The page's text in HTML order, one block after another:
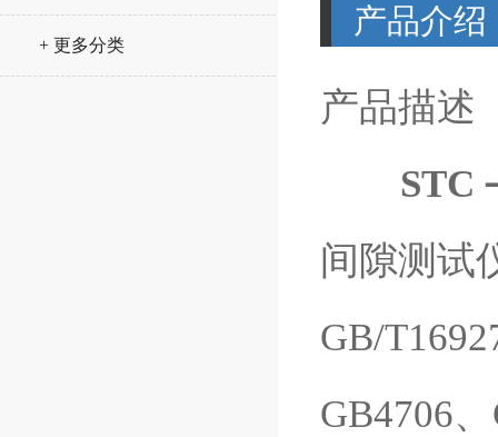
+ 更多分类
产品介绍
产品描述
STC
间隙测试
GB/
GB4706